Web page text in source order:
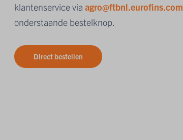
klantenservice viaagro@ftbnl.eurofins.com
onderstaande bestelknop.
Direct bestellen